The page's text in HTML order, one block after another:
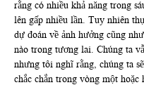
rằng có nhiều khả năng trong
lên gấp nhiều lần. Tuy nhiên
dự đoán về ảnh hưởng cũng
nào trong tương lai. Chúng ta
nhưng tôi nghĩ rằng, chúng ta
chắc chắn trong vòng một hoặc